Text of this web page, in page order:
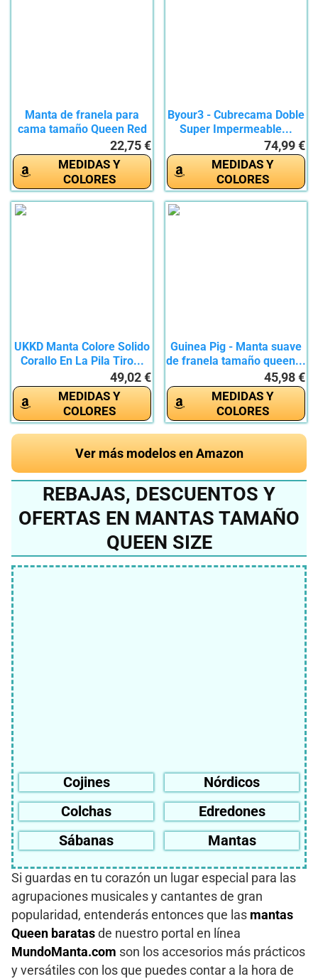
Manta de franela para
cama tamaño Queen Red
22,75 €
MEDIDAS Y
COLORES
Byour3 - Cubrecama Doble
Super Impermeable...
74,99 €
MEDIDAS Y
COLORES
UKKD Manta Colore Solido
Corallo En La Pila Tiro...
49,02 €
MEDIDAS Y
COLORES
Guinea Pig - Manta suave
de franela tamaño queen...
45,98 €
MEDIDAS Y
COLORES
Ver más modelos en Amazon
REBAJAS, DESCUENTOS Y
OFERTAS EN MANTAS TAMAÑO
QUEEN SIZE
Cojines
Nórdicos
Colchas
Edredones
Sábanas
Mantas
Si guardas en tu corazón un lugar especial para las
agrupaciones musicales y cantantes de gran
popularidad, entenderás entonces que las mantas
Queen baratas de nuestro portal en línea
MundoManta.com son los accesorios más prácticos
y versátiles con los que puedes contar a la hora de